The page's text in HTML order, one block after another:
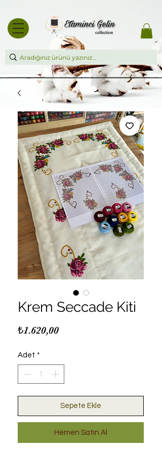
Krem Seccade Kiti
₺1.620,00Fiyat
Adet *
Sepete Ekle
Hemen Satın Al